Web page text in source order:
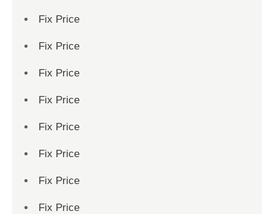
Fix Price
Fix Price
Fix Price
Fix Price
Fix Price
Fix Price
Fix Price
Fix Price